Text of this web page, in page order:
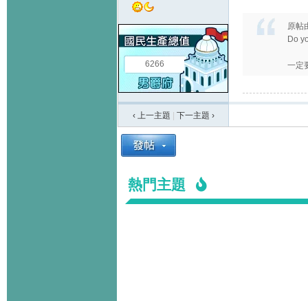
6266
原帖
Do
一定
‹ 上一主題 下一主題 ›
熱門主題